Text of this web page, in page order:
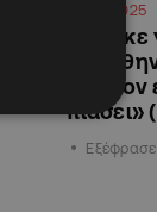
δεν
τη
08.10.2025
Μονέκε
μην
πιάσει»
Εξέφρασε